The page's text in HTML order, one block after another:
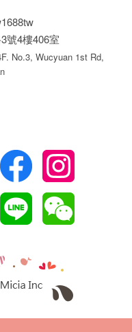
號4樓406室
No.3, Wucyuan 1st Rd,